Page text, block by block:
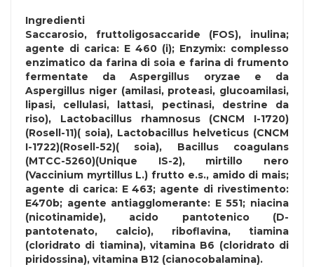
Ingredienti
Saccarosio, fruttoligosaccaride (FOS), inulina;
agente di carica: E 460 (i); Enzymix: complesso
enzimatico da farina di soia e farina di frumento
fermentate da Aspergillus oryzae e da
Aspergillus niger (amilasi, proteasi, glucoamilasi,
lipasi, cellulasi, lattasi, pectinasi, destrine da
riso), Lactobacillus rhamnosus (CNCM I-1720)
(Rosell-11)( soia), Lactobacillus helveticus (CNCM
I-1722)(Rosell-52)( soia), Bacillus coagulans
(MTCC-5260)(Unique IS-2), mirtillo nero
(Vaccinium myrtillus L.) frutto e.s., amido di mais;
agente di carica: E 463; agente di rivestimento:
E470b; agente antiagglomerante: E 551; niacina
(nicotinamide), acido pantotenico (D-
pantotenato, calcio), riboflavina, tiamina
(cloridrato di tiamina), vitamina B6 (cloridrato di
piridossina), vitamina B12 (cianocobalamina).